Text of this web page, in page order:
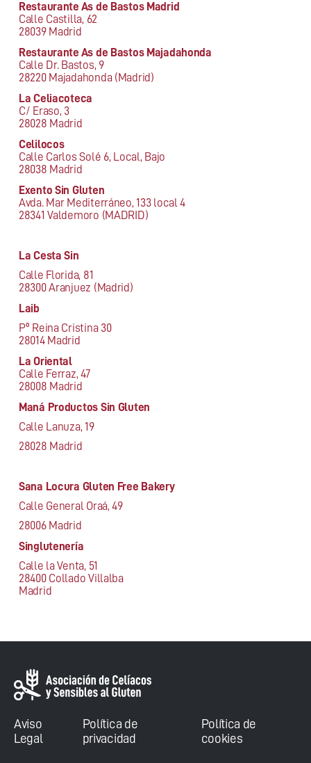
Restaurante As de Bastos Madrid
Calle Castilla, 62
28039 Madrid
Restaurante As de Bastos Majadahonda
Calle Dr. Bastos, 9
28220 Majadahonda (Madrid)
La Celiacoteca
C/ Eraso, 3
28028 Madrid
Celilocos
Calle Carlos Solé 6, Local, Bajo
28038 Madrid
Exento Sin Gluten
Avda. Mar Mediterráneo, 133 local 4
28341 Valdemoro (MADRID)
La Cesta Sin
Calle Florida, 81
28300 Aranjuez (Madrid)
Laib
Pº Reina Cristina 30
28014 Madrid
La Oriental
Calle Ferraz, 47
28008 Madrid
Maná Productos Sin Gluten
Calle Lanuza, 19
28028 Madrid
Sana Locura Gluten Free Bakery
Calle General Oraá, 49
28006 Madrid
Singlutenería
Calle la Venta, 51
28400 Collado Villalba
Madrid
Aviso
Legal
Política de
privacidad
Política de
cookies